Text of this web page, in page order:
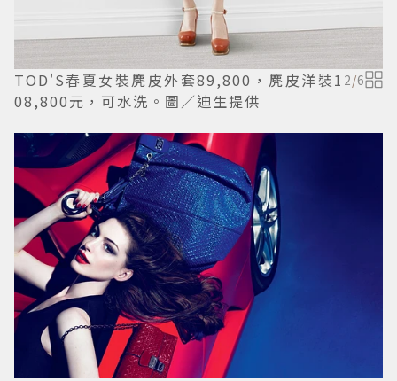
TOD'S春夏女裝麂皮外套89,800，麂皮洋裝1
08,800元，可水洗。圖／迪生提供
2/6